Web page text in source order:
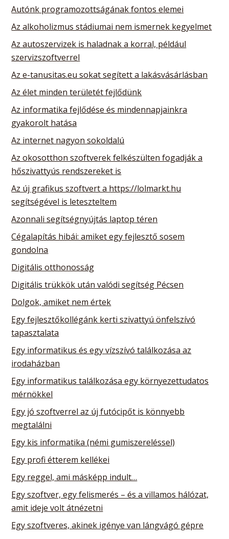
Autónk programozottságának fontos elemei
Az alkoholizmus stádiumai nem ismernek kegyelmet
Az autoszervizek is haladnak a korral, például
szervizszoftverrel
Az e-tanusitas.eu sokat segített a lakásvásárlásban
Az élet minden területét fejlődünk
Az informatika fejlődése és mindennapjainkra
gyakorolt hatása
Az internet nagyon sokoldalú
Az okosotthon szoftverek felkészülten fogadják a
hőszivattyús rendszereket is
Az új grafikus szoftvert a https://lolmarkt.hu
segítségével is leteszteltem
Azonnali segítségnyújtás laptop téren
Cégalapítás hibái: amiket egy fejlesztő sosem
gondolna
Digitális otthonosság
Digitális trükkök után valódi segítség Pécsen
Dolgok, amiket nem értek
Egy fejlesztőkollégánk kerti szivattyú önfelszívó
tapasztalata
Egy informatikus és egy vízszívó találkozása az
irodaházban
Egy informatikus találkozása egy környezettudatos
mérnökkel
Egy jó szoftverrel az új futócipőt is könnyebb
megtalálni
Egy kis informatika (némi gumiszereléssel)
Egy profi étterem kellékei
Egy reggel, ami másképp indult…
Egy szoftver, egy felismerés – és a villamos hálózat,
amit ideje volt átnézetni
Egy szoftveres, akinek igénye van lángvágó gépre